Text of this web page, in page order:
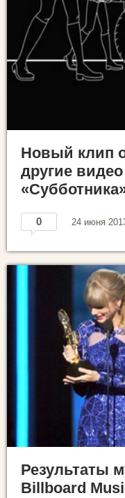
Новый клип
другие
0 24 июня
Результаты
Billboard